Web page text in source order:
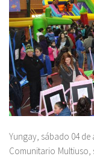
Yungay, sábado 04 de
Comunitario Multiuso,